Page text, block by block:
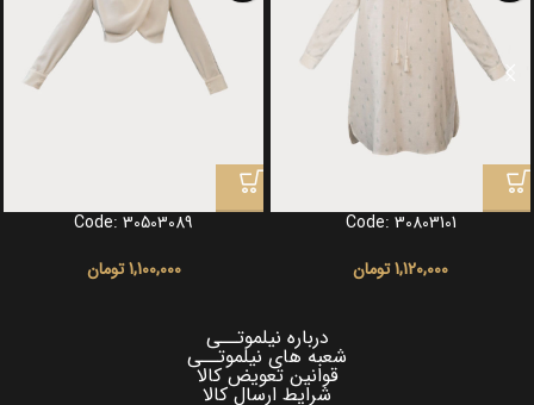
Code: 30803101
1,120,000تومان
Code: 30503089
1,100,000 تومان
درباره نیلموتــی
شعبه های نیلموتــی
قوانین تعویض کالا
شرایط ارسال کالا